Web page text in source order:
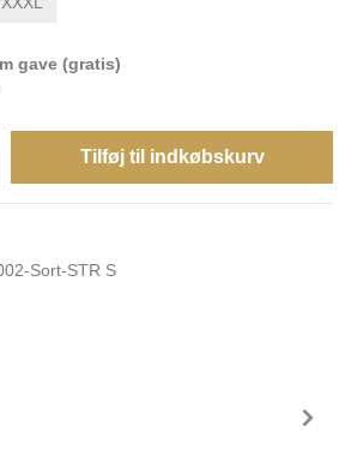
gave (gratis)
Tilføj til indkøbskurv
Sort-STR S